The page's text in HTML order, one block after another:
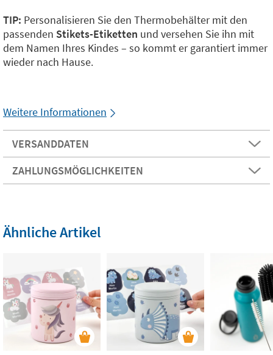
TIP: Personalisieren Sie den Thermobehälter mit den
passenden Stikets-Etiketten und versehen Sie ihn mit
dem Namen Ihres Kindes – so kommt er garantiert immer
wieder nach Hause.
Weitere Informationen
VERSANDDATEN
ZAHLUNGSMÖGLICHKEITEN
Ähnliche Artikel